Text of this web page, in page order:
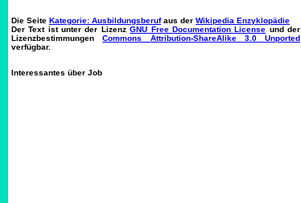
Die Seite Kategorie: Ausbildungsberufaus der Wikipedia Enzyklopädie
Der Text ist unter der LizenzGNU Free Documentation License und der
LizenzbestimmungenCommons Attribution-ShareAlike 3.0 Unported
verfügbar.
Interessantes über Job